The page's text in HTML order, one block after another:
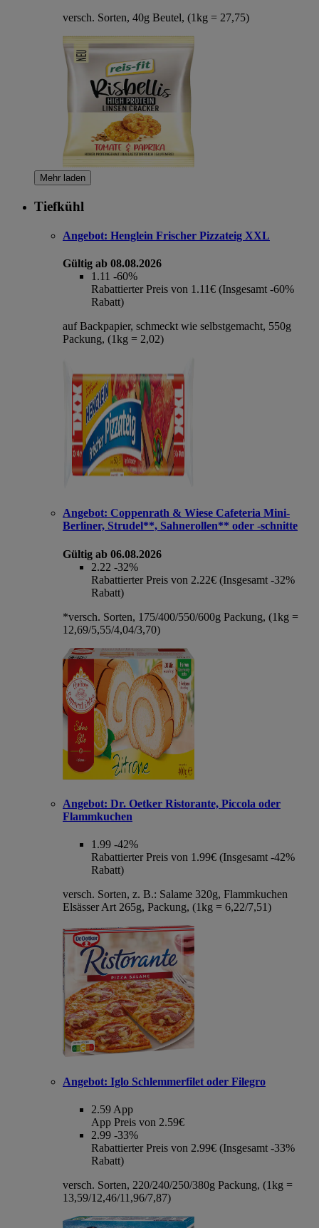
versch. Sorten, 40g Beutel, (1kg = 27,75)
Mehr laden
Tiefkühl
Angebot: Henglein Frischer Pizzateig XXL
Gültig ab 08.08.2026
1.11 -60%
Rabattierter Preis von 1.11€ (Insgesamt -60%
Rabatt)
auf Backpapier, schmeckt wie selbstgemacht, 550g
Packung, (1kg = 2,02)
Angebot: Coppenrath & Wiese Cafeteria Mini-
Berliner, Strudel**, Sahnerollen** oder -schnitte
Gültig ab 06.08.2026
2.22 -32%
Rabattierter Preis von 2.22€ (Insgesamt -32%
Rabatt)
*versch. Sorten, 175/400/550/600g Packung, (1kg =
12,69/5,55/4,04/3,70)
Angebot: Dr. Oetker Ristorante, Piccola oder
Flammkuchen
1.99 -42%
Rabattierter Preis von 1.99€ (Insgesamt -42%
Rabatt)
versch. Sorten, z. B.: Salame 320g, Flammkuchen
Elsässer Art 265g, Packung, (1kg = 6,22/7,51)
Angebot: Iglo Schlemmerfilet oder Filegro
2.59 App
App Preis von 2.59€
2.99 -33%
Rabattierter Preis von 2.99€ (Insgesamt -33%
Rabatt)
versch. Sorten, 220/240/250/380g Packung, (1kg =
13,59/12,46/11,96/7,87)